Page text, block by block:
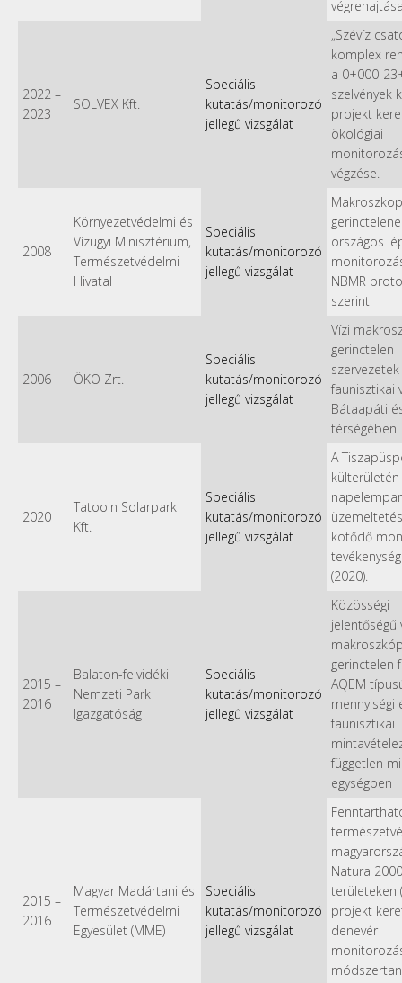
2022 –
2023
SOLVEX Kft.
Speciális
kutatás/monitorozó
jellegű vizsgálat
„Szévíz
komplex
a 0+000-
szelvények
projekt
ökológiai
végzése.
2008
Környezetvédelmi és
Vízügyi Minisztérium,
Természetvédelmi
Hivatal
Speciális
kutatás/monitorozó
jellegű vizsgálat
országos
NBMR
szerint
2006 ÖKO Zrt.
Speciális
kutatás/monitorozó
jellegű vizsgálat
Vízi
gerinctelen
szervezetek
faunisztikai
Bátaapáti
térségében
2020
Tatooin Solarpark
Kft.
Speciális
kutatás/monitorozó
jellegű vizsgálat
A
kötődő
(2020).
2015 –
2016
Balaton-felvidéki
Nemzeti Park
Igazgatóság
Speciális
kutatás/monitorozó
jellegű vizsgálat
Közösségi
jelentőségű
gerinctelen
AQEM
mennyiségi
faunisztikai
független
egységben
2015 –
2016
Magyar Madártani és
Természetvédelmi
Egyesület (MME)
Speciális
kutatás/monitorozó
jellegű vizsgálat
Natura 2000
területeken
projekt
denevér